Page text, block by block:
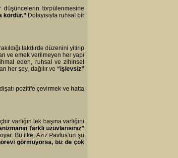
düşüncelerin törpülenmesine
kördür.” Dolayısıyla ruhsal bir
takdirde düzenini yitirip
ve emek verilmeyen her yapı
eden, ruhsal ve zihinsel
her şey, dağılır ve “işlevsiz”
pozitife çevirmek ve hatta
varlığın tek başına varlığını
farklı uzuvlarısınız”
Bu ilke, Aziz Pavlus’un şu
görmüyorsa, biz de çok